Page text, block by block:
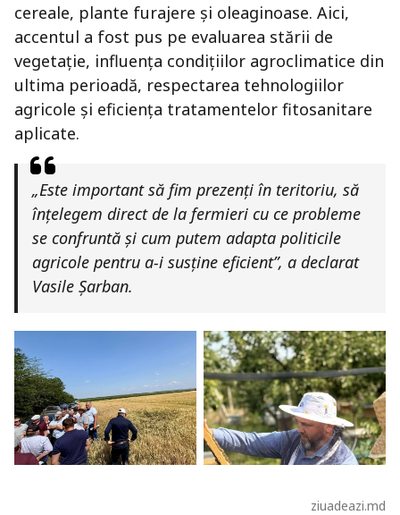
cereale, plante furajere și oleaginoase. Aici,
accentul a fost pus pe evaluarea stării de
vegetație, influența condițiilor agroclimatice din
ultima perioadă, respectarea tehnologiilor
agricole și eficiența tratamentelor fitosanitare
aplicate.
„Este important să fim prezenți în teritoriu, să
înțelegem direct de la fermieri cu ce probleme
se confruntă și cum putem adapta politicile
agricole pentru a-i susține eficient”, a declarat
Vasile Șarban.
ziuadeazi.md